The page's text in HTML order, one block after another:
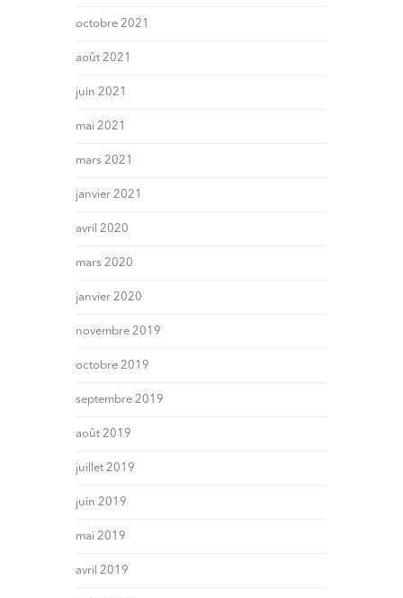
octobre 2021
août 2021
juin 2021
mai 2021
mars 2021
janvier 2021
avril 2020
mars 2020
janvier 2020
novembre 2019
octobre 2019
septembre 2019
août 2019
juillet 2019
juin 2019
mai 2019
avril 2019